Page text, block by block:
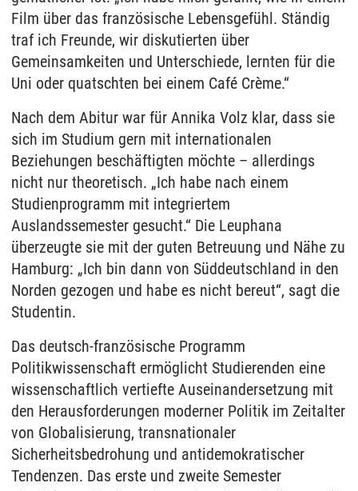
Film über das französische Lebensgefühl. Ständig
traf ich Freunde, wir diskutierten über
Gemeinsamkeiten und Unterschiede, lernten für die
Uni oder quatschten bei einem Café Crème.“
Nach dem Abitur war für Annika Volz klar, dass sie
sich im Studium gern mit internationalen
Beziehungen beschäftigten möchte – allerdings
nicht nur theoretisch. „Ich habe nach einem
Studienprogramm mit integriertem
Auslandssemester gesucht.“ Die Leuphana
überzeugte sie mit der guten Betreuung und Nähe zu
Hamburg: „Ich bin dann von Süddeutschland in den
Norden gezogen und habe es nicht bereut“, sagt die
Studentin.
Das deutsch-französische Programm
Politikwissenschaft ermöglicht Studierenden eine
wissenschaftlich vertiefte Auseinandersetzung mit
den Herausforderungen moderner Politik im Zeitalter
von Globalisierung, transnationaler
Sicherheitsbedrohung und antidemokratischer
Tendenzen. Das erste und zweite Semester